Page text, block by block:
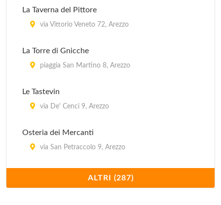
La Taverna del Pittore
via Vittorio Veneto 72, Arezzo
La Torre di Gnicche
piaggia San Martino 8, Arezzo
Le Tastevin
via De' Cenci 9, Arezzo
Osteria dei Mercanti
via San Petraccolo 9, Arezzo
località Poggilupi 740/b, Terranuova Bracciolini
ALTRI (287)